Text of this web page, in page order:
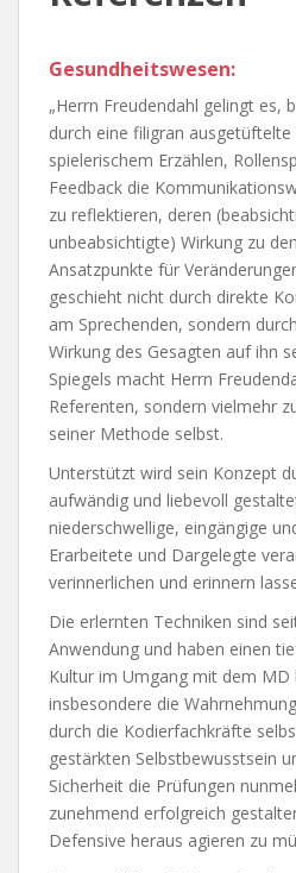
Gesundheitswesen:
„Herrn Freudendahl gelingt es,
durch eine filigran ausgetüftelte
spielerischem Erzählen,
Feedback die
zu reflektieren, deren
unbeabsichtigte) Wirkung zu
Ansatzpunkte für
geschieht nicht durch direkte
am Sprechenden, sondern
Wirkung des Gesagten auf ihn
Spiegels macht Herrn
Referenten, sondern vielmehr
seiner Methode selbst.
Unterstützt wird sein Konzept
aufwändig und liebevoll
niederschwellige, eingängige
Erarbeitete und Dargelegte
verinnerlichen und erinnern
Die erlernten Techniken sind
Anwendung und haben einen
Kultur im Umgang mit dem
insbesondere die
durch die Kodierfachkräfte
gestärkten Selbstbewusstsein
Sicherheit die Prüfungen
zunehmend erfolgreich
Defensive heraus agieren zu